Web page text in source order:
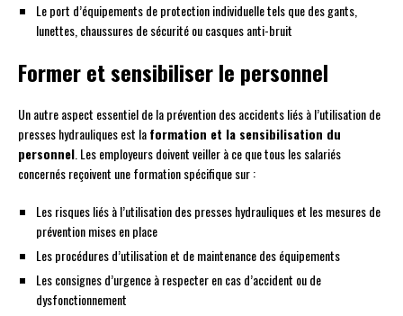
Le port d’équipements de protection individuelle tels que des gants,
lunettes, chaussures de sécurité ou casques anti-bruit
Former et sensibiliser le personnel
Un autre aspect essentiel de la prévention des accidents liés à l’utilisation de
presses hydrauliques est laformation et la sensibilisation du
personnel . Les employeurs doivent veiller à ce que tous les salariés
concernés reçoivent une formation spécifique sur :
Les risques liés à l’utilisation des presses hydrauliques et les mesures de
prévention mises en place
Les procédures d’utilisation et de maintenance des équipements
Les consignes d’urgence à respecter en cas d’accident ou de
dysfonctionnement